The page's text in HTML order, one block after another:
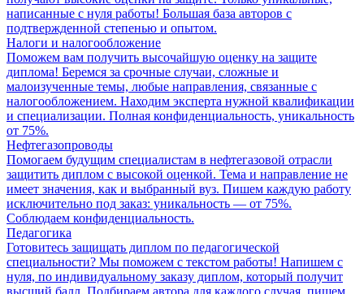
написанные с нуля работы! Большая база авторов с
подтвержденной степенью и опытом.
Налоги и налогообложение
Поможем вам получить высочайшую оценку на защите
диплома! Беремся за срочные случаи, сложные и
малоизученные темы, любые направления, связанные с
налогообложением. Находим эксперта нужной квалификации
и специализации. Полная конфиденциальность, уникальность
от 75%.
Нефтегазопроводы
Помогаем будущим специалистам в нефтегазовой отрасли
защитить диплом с высокой оценкой. Тема и направление не
имеет значения, как и выбранный вуз. Пишем каждую работу
исключительно под заказ: уникальность — от 75%.
Соблюдаем конфиденциальность.
Педагогика
Готовитесь защищать диплом по педагогической
специальности? Мы поможем с текстом работы! Напишем с
нуля, по индивидуальному заказу диплом, который получит
высший балл. Подбираем автора для каждого случая, пишем